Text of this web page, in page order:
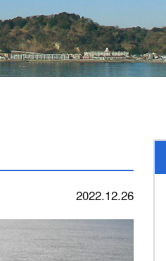
2022.12.26